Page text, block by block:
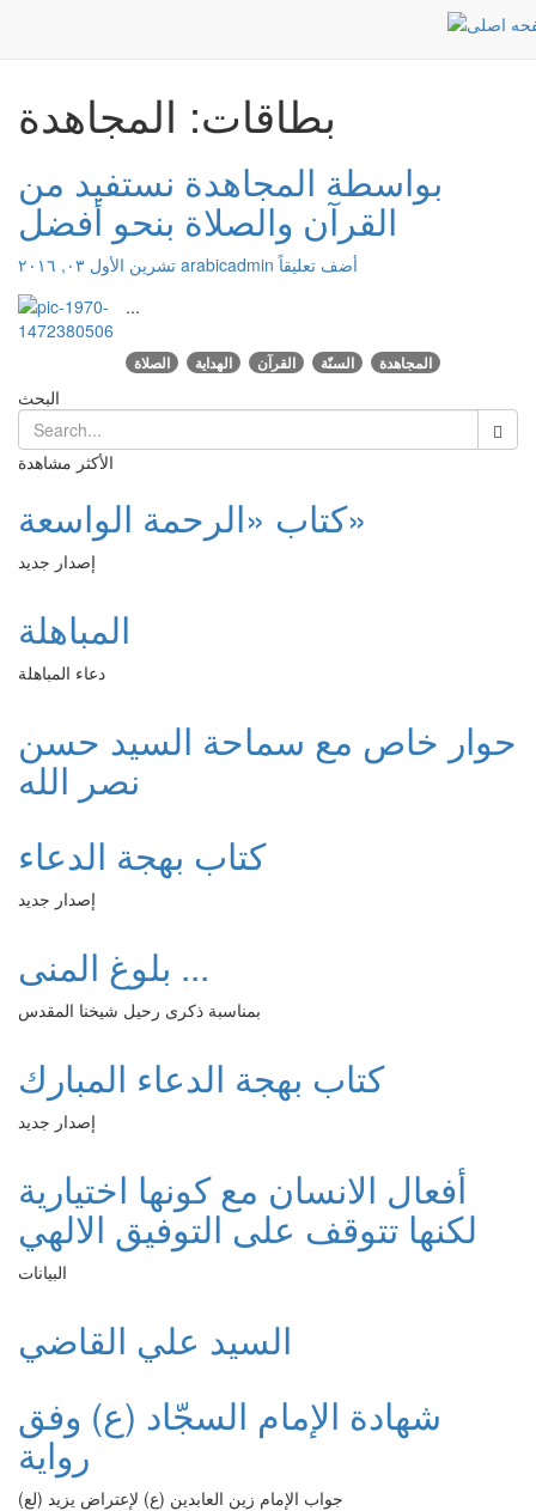
بطاقات: المجاهدة
بواسطة المجاهدة نستفيد من
القرآن والصلاة بنحو أفضل
arabicadminأضف تعليقاً
...
الصلاة الهداية القرآن السنّة المجاهدة
البحث
الأكثر مشاهدة
كتاب «الرحمة الواسعة»
إصدار جديد
المباهلة
دعاء المباهلة
حوار خاص مع سماحة السيد حسن
نصر الله
كتاب بهجة الدعاء
إصدار جديد
بلوغ المنى ...
بمناسبة ذكرى رحيل شيخنا المقدس
كتاب بهجة الدعاء المبارك
إصدار جديد
أفعال الانسان مع كونها اختيارية
لكنها تتوقف على التوفيق الالهي
البيانات
السيد علي القاضي
شهادة الإمام السجّاد (ع) وفق
رواية
جواب الإمام زين العابدين (ع) لإعتراض يزيد (لع)